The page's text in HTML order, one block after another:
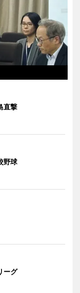
直撃
野球
ーグ